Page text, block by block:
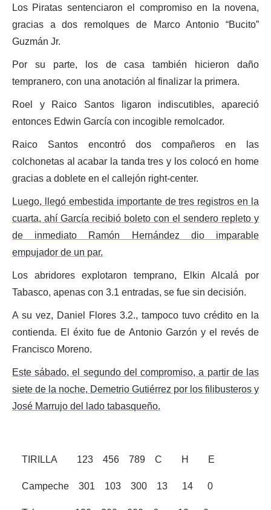
Los Piratas sentenciaron el compromiso en la novena,
gracias a dos remolques de Marco Antonio “Bucito”
Guzmán Jr.
Por su parte, los de casa también hicieron daño
tempranero, con una anotación al finalizar la primera.
Roel y Raico Santos ligaron indiscutibles, apareció
entonces Edwin García con incogible remolcador.
Raico Santos encontró dos compañeros en las
colchonetas al acabar la tanda tres y los colocó en home
gracias a doblete en el callejón right-center.
Luego, llegó embestida importante de tres registros en la
cuarta, ahí García recibió boleto con el sendero repleto y
de inmediato Ramón Hernández dio imparable
empujador de un par.
Los abridores explotaron temprano, Elkin Alcalá por
Tabasco, apenas con 3.1 entradas, se fue sin decisión.
A su vez, Daniel Flores 3.2., tampoco tuvo crédito en la
contienda. El éxito fue de Antonio Garzón y el revés de
Francisco Moreno.
Este sábado, el segundo del compromiso, a partir de las
siete de la noche, Demetrio Gutiérrez por los filibusteros y
José Marrujo del lado tabasqueño.
TIRILLA 123 456 789 C H E
Campeche 301 103 300 13 14 0